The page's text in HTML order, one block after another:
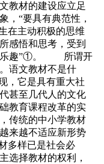
教材的建设应立足
，“要具有典范性，
在主动积极的思维
感悟和思考，受到
美乐趣”①。 所谓开
语文教材不是什
，它是具有重大社
甚至几代人的文化
教育课程改革的实
传统的中小学教材
来越不适应新形势
多样已是社会必
选择教材的权利，